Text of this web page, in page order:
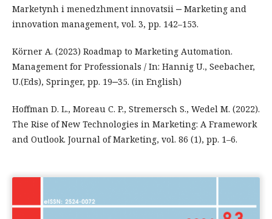
Marketynh i menedzhment innovatsii ‒ Marketing and
innovation management, vol. 3, pp. 142–153.
Körner A. (2023) Roadmap to Marketing Automation.
Management for Professionals / In: Hannig U., Seebacher,
U.(Eds), Springer, pp. 19‒35. (in English)
Hoffman D. L., Moreau C. P., Stremersch S., Wedel M. (2022).
The Rise of New Technologies in Marketing: A Framework
and Outlook. Journal of Marketing, vol. 86 (1), pp. 1–6.